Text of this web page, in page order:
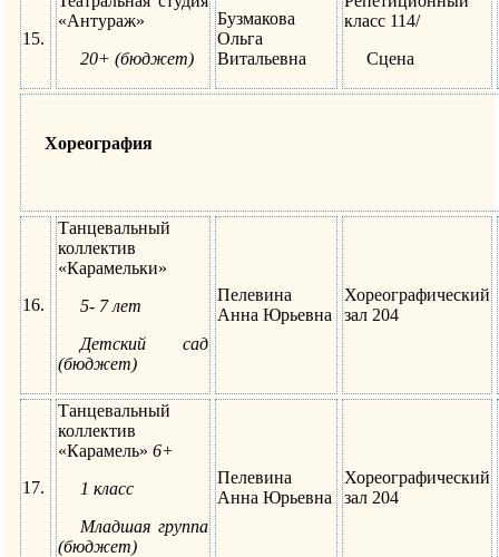
15.
«Антураж»
20+ (бюджет)
Бузмакова
Ольга
Витальевна
класс 114/
Сцена
Хореография
16.
Танцевальный
коллектив
«Карамельки»
5- 7 лет
Детский сад
(бюджет)
Пелевина
Анна Юрьевна
Хореографический
зал 204
17.
Танцевальный
коллектив
«Карамель» 6+
1 класс
Младшая группа
(бюджет)
Пелевина
Анна Юрьевна
Хореографический
зал 204